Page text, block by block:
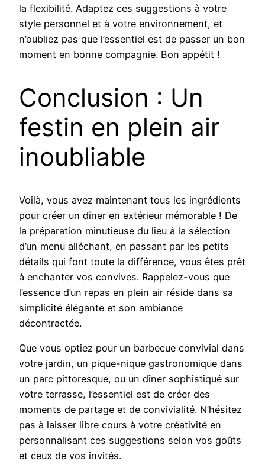
la flexibilité. Adaptez ces suggestions à votre
style personnel et à votre environnement, et
n’oubliez pas que l’essentiel est de passer un bon
moment en bonne compagnie. Bon appétit !
Conclusion : Un
festin en plein air
inoubliable
Voilà, vous avez maintenant tous les ingrédients
pour créer un dîner en extérieur mémorable ! De
la préparation minutieuse du lieu à la sélection
d’un menu alléchant, en passant par les petits
détails qui font toute la différence, vous êtes prêt
à enchanter vos convives. Rappelez-vous que
l’essence d’un repas en plein air réside dans sa
simplicité élégante et son ambiance
décontractée.
Que vous optiez pour un barbecue convivial dans
votre jardin, un pique-nique gastronomique dans
un parc pittoresque, ou un dîner sophistiqué sur
votre terrasse, l’essentiel est de créer des
moments de partage et de convivialité. N’hésitez
pas à laisser libre cours à votre créativité en
personnalisant ces suggestions selon vos goûts
et ceux de vos invités.